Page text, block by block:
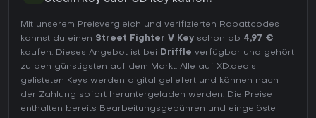
Mit unserem Preisvergleich und verifizierten Rabattcodes
kannst du einen Street Fighter V Key schon ab 4,97 €
kaufen. Dieses Angebot ist bei Driffle verfügbar und gehört
zu den günstigsten auf dem Markt. Alle auf XD.deals
gelisteten Keys werden digital geliefert und können nach
der Zahlung sofort heruntergeladen werden. Die Preise
enthalten bereits Bearbeitungsgebühren und eingelöste